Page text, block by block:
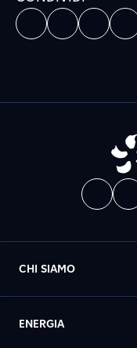
CHI SIAMO
ENERGIA